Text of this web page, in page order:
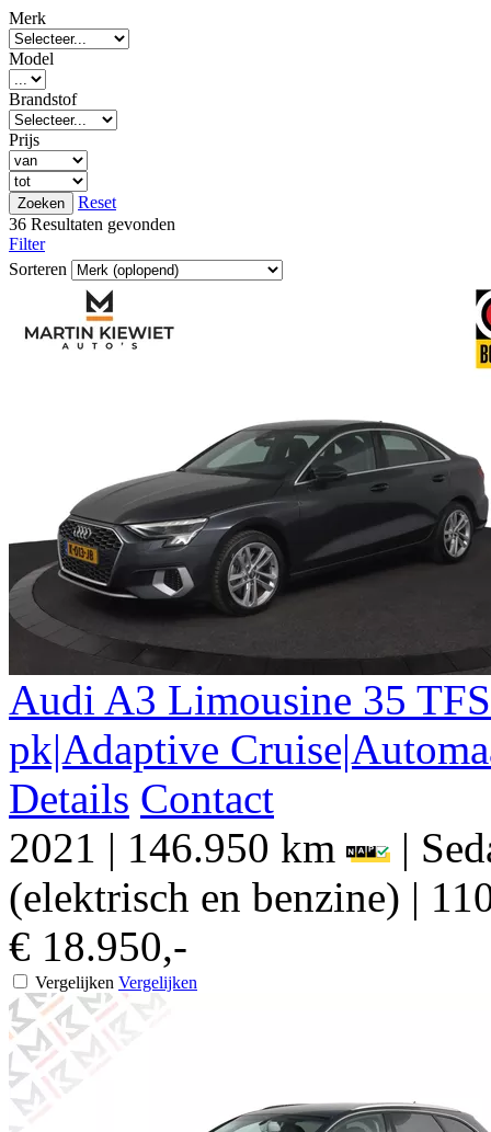
Merk
Model
Brandstof
Prijs
Reset
36 Resultaten gevonden
Filter
Sorteren
Audi A3 Limousine 35
pk|Adaptive
Details Contact
2021 | 146.950 km |
(elektrisch en benzine) |
€ 18.950,-
Vergelijken Vergelijken